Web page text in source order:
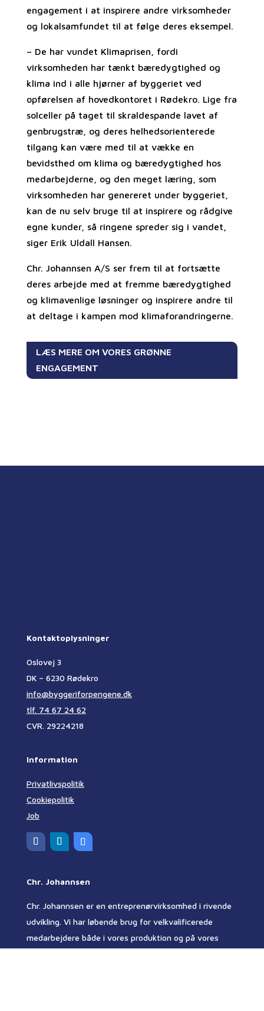
engagement i at inspirere andre virksomheder
og lokalsamfundet til at følge deres eksempel.
– De har vundet Klimaprisen, fordi
virksomheden har tænkt bæredygtighed og
klima ind i alle hjørner af byggeriet ved
opførelsen af hovedkontoret i Rødekro. Lige fra
solceller på taget til skraldespande lavet af
genbrugstræ, og deres helhedsorienterede
tilgang kan være med til at vække en
bevidsthed om klima og bæredygtighed hos
medarbejderne, og den meget læring, som
virksomheden har genereret under byggeriet,
kan de nu selv bruge til at inspirere og rådgive
egne kunder, så ringene spreder sig i vandet,
siger Erik Uldall Hansen.
Chr. Johannsen A/S ser frem til at fortsætte
deres arbejde med at fremme bæredygtighed
og klimavenlige løsninger og inspirere andre til
at deltage i kampen mod klimaforandringerne.
LÆS MERE OM VORES GRØNNE
ENGAGEMENT
Kontaktoplysninger
Oslovej 3
DK – 6230 Rødekro
info@byggeriforpengene.dk
tlf. 74 67 24 62
CVR. 29224218
Information
Privatlivspolitik
Cookiepolitik
Job
Chr. Johannsen
Chr. Johannsen er en entreprenørvirksomhed i rivende
udvikling. Vi har løbende brug for velkvalificerede
medarbejdere både i vores produktion og på vores